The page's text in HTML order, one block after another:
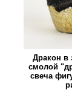
Дракон в
смолой
свеча